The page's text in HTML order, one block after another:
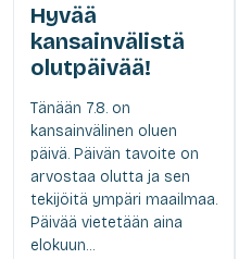
Hyvää
kansainvälistä
olutpäivää!
Tänään 7.8. on
kansainvälinen oluen
päivä. Päivän tavoite on
arvostaa olutta ja sen
tekijöitä ympäri maailmaa.
Päivää vietetään aina
elokuun...